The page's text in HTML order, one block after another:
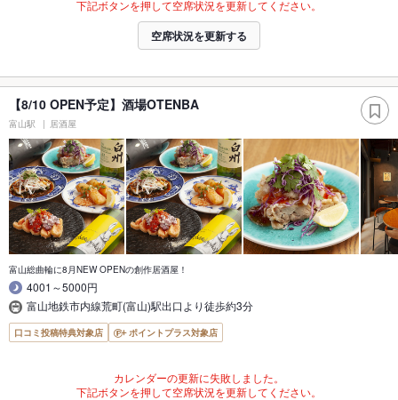
下記ボタンを押して空席状況を更新してください。
空席状況を更新する
【8/10 OPEN予定】酒場OTENBA
富山駅 居酒屋
富山総曲輪に8月NEW OPENの創作居酒屋！
4001～5000円
富山地鉄市内線荒町(富山)駅出口より徒歩約3分
口コミ投稿特典対象店 ポイントプラス対象店
カレンダーの更新に失敗しました。
下記ボタンを押して空席状況を更新してください。